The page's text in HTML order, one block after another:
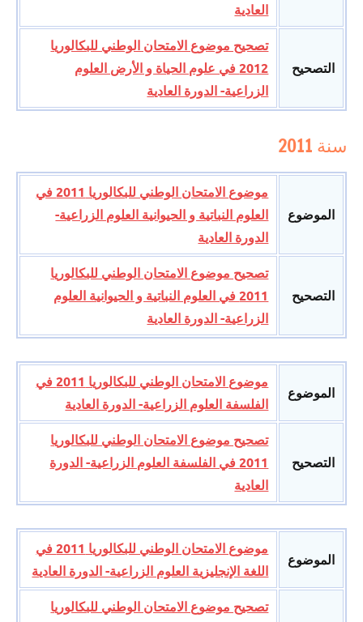
العادية
التصحيح
تصحيح موضوع الامتحان الوطني للبكالوريا
2012 في علوم الحياة و الأرض العلوم
الزراعية- الدورة العادية
سنة 2011
الموضوع
موضوع الامتحان الوطني للبكالوريا 2011 في
العلوم النباتية و الحيوانية العلوم الزراعية-
الدورة العادية
التصحيح
تصحيح موضوع الامتحان الوطني للبكالوريا
2011 في العلوم النباتية و الحيوانية العلوم
الزراعية- الدورة العادية
الموضوع
موضوع الامتحان الوطني للبكالوريا 2011 في
الفلسفة العلوم الزراعية- الدورة العادية
التصحيح
تصحيح موضوع الامتحان الوطني للبكالوريا
2011 في الفلسفة العلوم الزراعية- الدورة
العادية
الموضوع
موضوع الامتحان الوطني للبكالوريا 2011 في
اللغة الإنجليزية العلوم الزراعية- الدورة العادية
تصحيح موضوع الامتحان الوطني للبكالوريا